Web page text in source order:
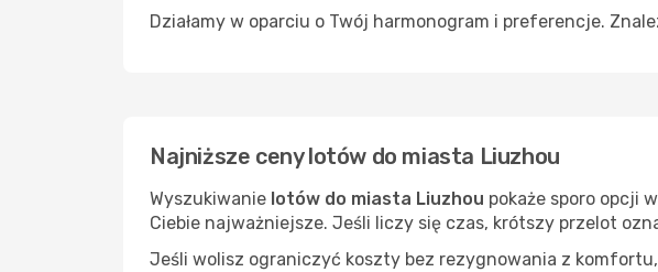
Działamy w oparciu o Twój harmonogram i preferencje.
Najniższe ceny lotów do miasta Liuzhou
Wyszukiwanie lotów do miasta Liuzhou pokaże sporo opcji
Ciebie najważniejsze. Jeśli liczy się czas, krótszy przelot
Jeśli wolisz ograniczyć koszty bez rezygnowania z